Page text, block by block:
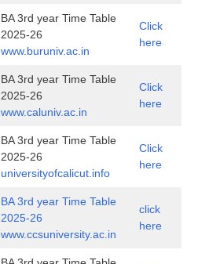
BA 3rd year Time Table
2025-26
www.buruniv.ac.in
Click
here
BA 3rd year Time Table
2025-26
www.caluniv.ac.in
Click
here
BA 3rd year Time Table
2025-26
universityofcalicut.info
Click
here
BA 3rd year Time Table
2025-26
www.ccsuniversity.ac.in
click
here